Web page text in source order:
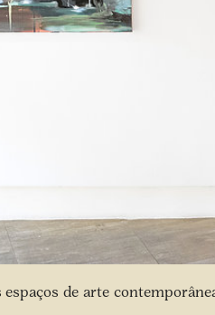
de arte